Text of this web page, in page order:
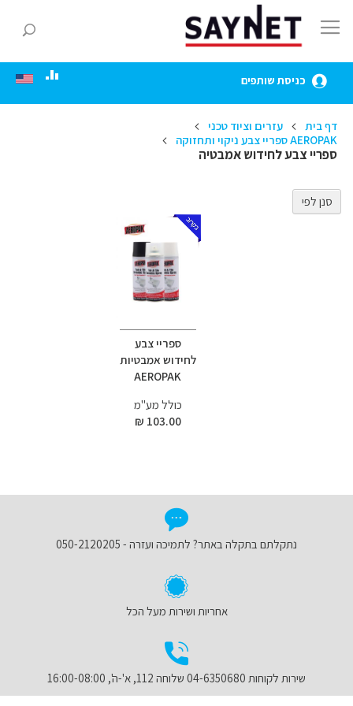
to
Content
כניסת שותפים
דף בית
עזרים וציוד טכני
AEROPAK ספריי צבע ניקוי ותחזוקה
ספריי צבע לחידוש אמבטיה
ספריי צבע
לחידוש אמבטיות
AEROPAK
כולל מע"מ
103.00 ₪
סנן לפי
נתקלתם בתקלה באתר? לתמיכה ועזרה - 050-2120205
אחריות ושירות מעל הכל
שירות לקוחות 04-6350680 שלוחה 112, א'-ה', 16:00-08:00